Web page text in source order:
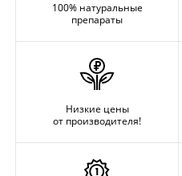
100% натуральные
препараты
Низкие цены
от производителя!